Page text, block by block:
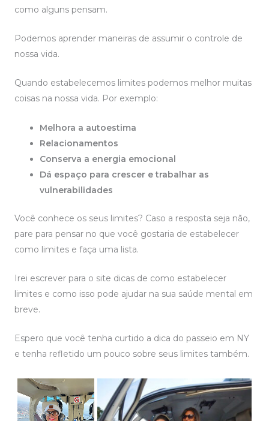
como alguns pensam.
Podemos aprender maneiras de assumir o controle de
nossa vida.
Quando estabelecemos limites podemos melhor muitas
coisas na nossa vida. Por exemplo:
Melhora a autoestima
Relacionamentos
Conserva a energia emocional
Dá espaço para crescer e trabalhar as
vulnerabilidades
Você conhece os seus limites? Caso a resposta seja não,
pare para pensar no que você gostaria de estabelecer
como limites e faça uma lista.
Irei escrever para o site dicas de como estabelecer
limites e como isso pode ajudar na sua saúde mental em
breve.
Espero que você tenha curtido a dica do passeio em NY
e tenha refletido um pouco sobre seus limites também.